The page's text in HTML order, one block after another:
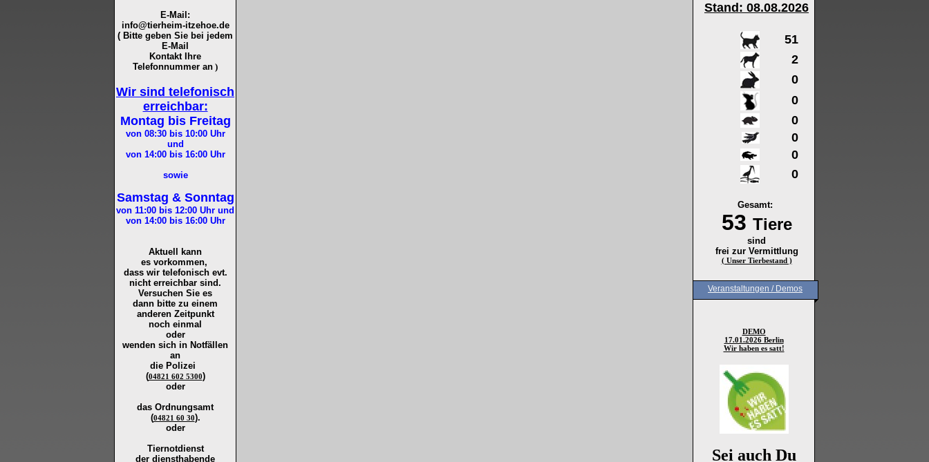
E-Mail:
info@tierheim-itzehoe.de
( Bitte geben Sie bei jedem
E-Mail
Kontakt Ihre
Telefonnummer an )
Wir sind telefonisch
erreichbar:
Montag bis Freitag
von 08:30 bis 10:00Uhr
und
von 14:00 bis 16:00Uhr
sowie
Samstag & Sonntag
von 11:00 bis 12:00 Uhr und
von 14:00 bis 16:00Uhr
Aktuell kann
es vorkommen,
dass wir telefonisch evt.
nicht erreichbar sind.
Versuchen Sie es
dann bitte zu einem
anderen Zeitpunkt
noch einmal
oder
wenden sich in Notfällen
an
die Polizei
(04821 602 5300)
oder
das Ordnungsamt
(04821 60 30).
oder
Tiernotdienst
der diensthabende
Stand: 08.08.2026
51
2
0
0
0
0
0
0
Gesamt:
53 Tiere
sind
frei zur Vermittlung
( Unser Tierbestand )
Veranstaltungen / Demos
DEMO
17.01.2026 Berlin
Wir haben es satt!
Sei auch Du